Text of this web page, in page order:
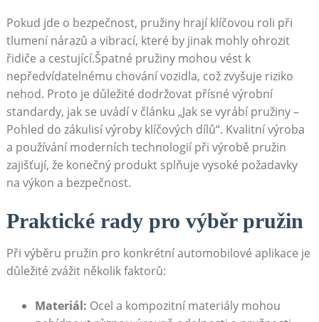
Pokud⁣ jde​ o bezpečnost,⁤ pružiny‍ hrají klíčovou roli při
tlumení nárazů a ‌vibrací, které ​by ⁣jinak mohly ohrozit⁣
řidiče a cestující.Špatné pružiny mohou‌ vést k
nepředvídatelnému chování ​vozidla, což zvyšuje riziko
nehod. Proto je ‌důležité dodržovat‍ přísné výrobní
standardy, jak se uvádí v článku „Jak se ⁢vyrábí pružiny‍ –
⁢Pohled do zákulisí výroby klíčových dílů“. Kvalitní ​výroba
a používání moderních technologií při výrobě pružin⁤
zajišťují, ⁢že​ konečný produkt​ splňuje vysoké ​požadavky
na výkon ‌a bezpečnost.
Praktické rady ​pro výběr pružin
Při výběru pružin ‌pro konkrétní automobilové aplikace je
důležité zvážit několik‌ faktorů:
Materiál: Ocel a kompozitní materiály ​mohou